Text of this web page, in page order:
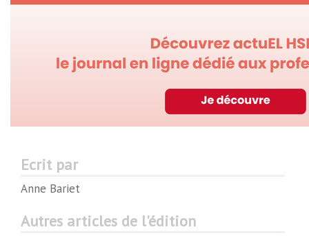
Ecrit par
Anne Bariet
Autres articles de l'édition